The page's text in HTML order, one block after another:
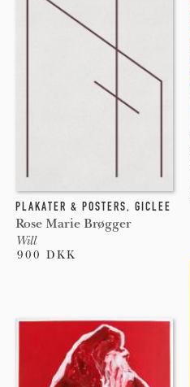
PLAKATER & POSTERS, GICLEE
Rose Marie Brøgger
Will
900 DKK